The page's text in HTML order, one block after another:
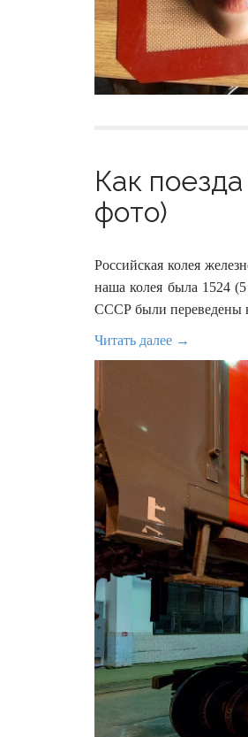
Как
фото)
Российская колея
наша колея была 1524
СССР были переведены
Читать далее →